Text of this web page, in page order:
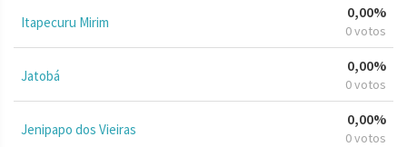
Itapecuru Mirim
0,00%
0 votos
Jatobá
0,00%
0 votos
Jenipapo dos Vieiras
0,00%
0 votos